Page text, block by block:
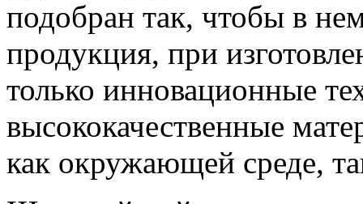
подобран так, чтобы в
продукция, при
только инновационные
высококачественные
как окружающей среде,